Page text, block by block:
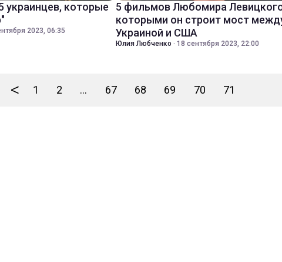
украинцев, которые
2023, 06:35
5 фильмов Любомира
которыми он строит мост
Украиной и США
Юлия Любченко · 18 сентября 2023, 22:00
< 1 2 ... 67 68 69 70 71